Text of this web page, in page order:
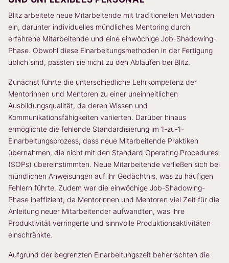
Blitz arbeitete neue Mitarbeitende mit traditionellen Methoden
ein, darunter individuelles mündliches Mentoring durch
erfahrene Mitarbeitende und eine einwöchige Job-Shadowing-
Phase. Obwohl diese Einarbeitungsmethoden in der Fertigung
üblich sind, passten sie nicht zu den Abläufen bei Blitz.
Zunächst führte die unterschiedliche Lehrkompetenz der
Mentorinnen und Mentoren zu einer uneinheitlichen
Ausbildungsqualität, da deren Wissen und
Kommunikationsfähigkeiten variierten. Darüber hinaus
ermöglichte die fehlende Standardisierung im 1-zu-1-
Einarbeitungsprozess, dass neue Mitarbeitende Praktiken
übernahmen, die nicht mit den Standard Operating Procedures
(SOPs) übereinstimmten. Neue Mitarbeitende verließen sich bei
mündlichen Anweisungen auf ihr Gedächtnis, was zu häufigen
Fehlern führte. Zudem war die einwöchige Job-Shadowing-
Phase ineffizient, da Mentorinnen und Mentoren viel Zeit für die
Anleitung neuer Mitarbeitender aufwandten, was ihre
Produktivität verringerte und sinnvolle Produktionsaktivitäten
einschränkte.
Aufgrund der begrenzten Einarbeitungszeit beherrschten die